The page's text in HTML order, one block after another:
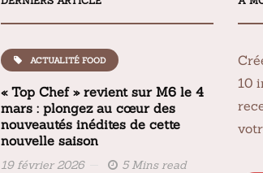
ACTUALITÉ FOOD
« Top Chef » revient sur M6 le 4
mars : plongez au cœur des
nouveautés inédites de cette
nouvelle saison
19 février 2026 5 Mins read
10